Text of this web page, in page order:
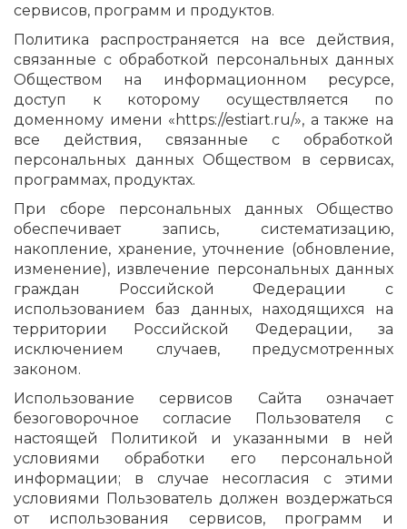
сервисов, программ и продуктов.
Политика распространяется на все действия,
связанные с обработкой персональных данных
Обществом на информационном ресурсе,
доступ к которому осуществляется по
доменному имени «https://estiart.ru/», а также на
все действия, связанные с обработкой
персональных данных Обществом в сервисах,
программах, продуктах.
При сборе персональных данных Общество
обеспечивает запись, систематизацию,
накопление, хранение, уточнение (обновление,
изменение), извлечение персональных данных
граждан Российской Федерации с
использованием баз данных, находящихся на
территории Российской Федерации, за
исключением случаев, предусмотренных
законом.
Использование сервисов Сайта означает
безоговорочное согласие Пользователя с
настоящей Политикой и указанными в ней
условиями обработки его персональной
информации; в случае несогласия с этими
условиями Пользователь должен воздержаться
от использования сервисов, программ и